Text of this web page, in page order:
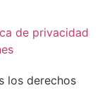
los derechos
de privacidad